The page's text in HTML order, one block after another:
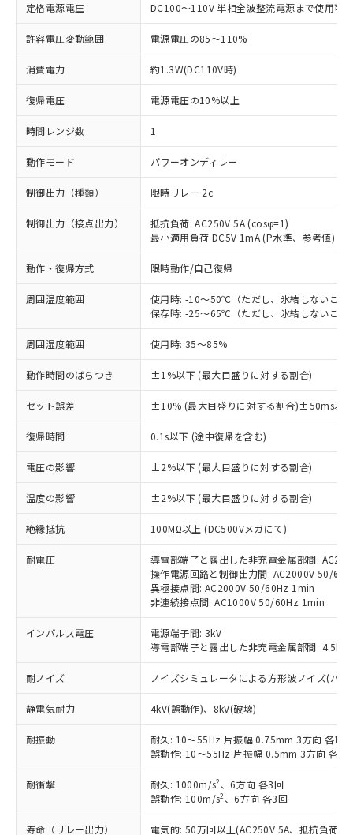
定格電源電圧 DC100～110V 単相全波整流電源まで使用可能
許容電圧変動範囲 電源電圧の85～110%
消費電力 約1.3W(DC110V時)
復帰電圧 電源電圧の10%以上
時間レンジ数 1
動作モード パワーオンディレー
制御出力（種類） 限時リレー 2c
制御出力（接点出力）
抵抗負荷: AC250V 5A (cosφ=1)
最小適用負荷 DC5V 1mA (P水準、参考値)
動作・復帰方式 限時動作/自己復帰
周囲温度範囲
使用時: -10～50℃（ただし、氷結しないこと
保存時: -25～65℃（ただし、氷結しないこと
周囲湿度範囲 使用時: 35～85%
動作時間のばらつき ±1%以下 (最大目盛りに対する割合)
セット誤差 ±10% (最大目盛りに対する割合)±50ms以下
復帰時間 0.1s以下 (途中復帰を含む)
電圧の影響 ±2%以下 (最大目盛りに対する割合)
温度の影響 ±2%以下 (最大目盛りに対する割合)
絶縁抵抗 100MΩ以上 (DC500Vメガにて)
耐電圧
導電部端子と露出した非充電金属部間:
操作電源回路と制御出力間: AC2000V 50/
異極接点間: AC2000V 50/60Hz 1min
非連続接点間: AC1000V 50/60Hz 1min
インパルス電圧
電源端子間: 3kV
導電部端子と露出した非充電金属部間: 4.5kV
耐ノイズ ノイズシミュレータによる方形波ノイズ(パ
静電気耐力 4kV(誤動作)、8kV(破壊)
耐振動
耐久: 10～55Hz 片振幅 0.75mm 3方向 各1h
誤動作: 10～55Hz 片振幅 0.5mm 3方向 各
耐衝撃 耐久: 1000m/s2 、6方向 各3回
誤動作: 100m/s2 、6方向 各3回
寿命（リレー出力） 電気的: 50万回以上(AC250V 5A、抵抗負荷
ご利用条件
以下の条件をお読みいただき、同意のうえ
ご利用ください。
本サービスは、当社制御機器事業取扱
商品の当社在庫状況および標準価格
(税抜)を提供させていただくもので
当社制御機器事業取扱商品の中には、
本サービスの対象外となる商品もある
ことをご了承ください。
在庫状況および標準価格照会結果は、
記載している更新日時点での社内デー
タに基づき作成されるものであり、閲
覧された時点での実際の在庫および標
準価格とは異なる場合があることをご
※1 対応状況
対応済み：EU RoHS指令（10物質）の
非含有に対応した製品が提供可能な商品で
す。
対応予定：EU RoHS指令（10物質）の非含
有に対応した製品に切り替える予定のある
対応予定なし：EU RoHS指令（10物質）の
非含有に非対応の商品で、対応品を出す予
調査・確認中：EU RoHS指令（10物質）の
商品です。
非該当品：ライセンス料など無形物で、有
害物質有無と関係のない商品です。
仕入先様の事情により、非含有部品として
いたものが、含有品と判明した場合などや
むを得ず変更することがあります。
*EU RoHS指令（10物質）：
鉛(Pb) 1000ppm以下、 水銀(Hg) 1000ppm以下、 カド
ミウム(Cd) 100ppm以下、
六価クロム(Cr(Ⅵ)) 1000ppm以下、ポリ臭化ビフェニル
※1 中国RoHS○×表
基準値以下であることを示します。
「×」：最大均質材料含有率が中国RoHSの
基準値を超えていることを示します。
「－」：未確認です。当社販売部門へお問
い合わせください。
*中国RoHS10物質の基準値 (GB/T26572)：
Pb(鉛) :1000ppm、 Hg(水銀) : 1000ppm、 Cd(カドミウ
ム) : 100ppm、
当社は、これら貴社製品のうち、外国
為替および外国貿易法に定める商品
（以下｢規制貨物等」という）を輸出
または国外への提供する場合は、日本
国政府の輸出許可(または役務取引許
可)を取得するなどの必要な手続きを